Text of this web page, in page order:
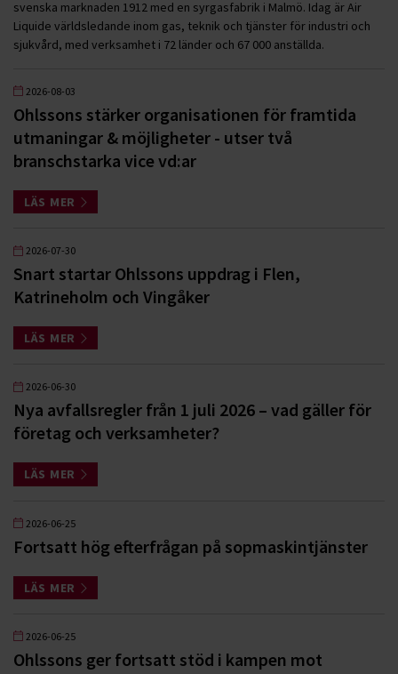
svenska marknaden 1912 med en syrgasfabrik i Malmö. Idag är Air
Liquide världsledande inom gas, teknik och tjänster för industri och
sjukvård, med verksamhet i 72 länder och 67 000 anställda.
2026-08-03
Ohlssons stärker organisationen för framtida
utmaningar & möjligheter - utser två
branschstarka vice vd:ar
LÄS MER
2026-07-30
Snart startar Ohlssons uppdrag i Flen,
Katrineholm och Vingåker
LÄS MER
2026-06-30
Nya avfallsregler från 1 juli 2026 – vad gäller för
företag och verksamheter?
LÄS MER
2026-06-25
Fortsatt hög efterfrågan på sopmaskintjänster
LÄS MER
2026-06-25
Ohlssons ger fortsatt stöd i kampen mot